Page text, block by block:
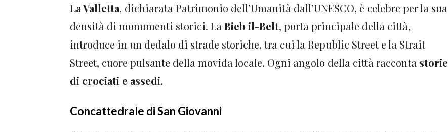
La Valletta, dichiarata Patrimonio dell’Umanità dall’UNESCO, è celebre per la sua
densità di monumenti storici. La Bieb il-Belt, porta principale della città,
introduce in un dedalo di strade storiche, tra cui la Republic Street e la Strait
Street, cuore pulsante della movida locale. Ogni angolo della città racconta storie
di crociati e assedi.
Concattedrale di San Giovanni